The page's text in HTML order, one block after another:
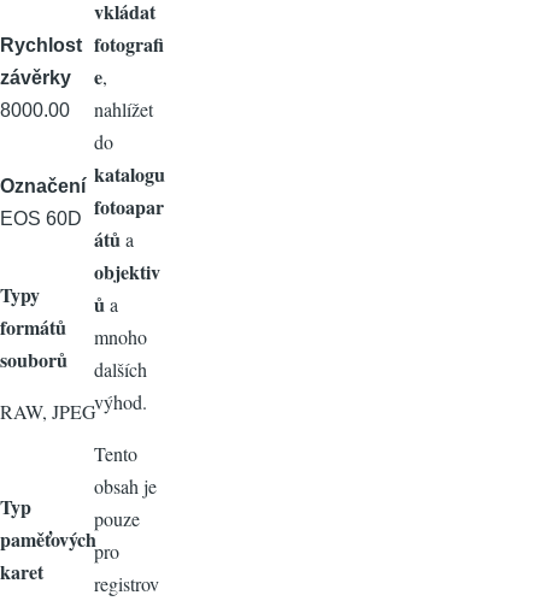
Rychlost
závěrky
8000.00
Označení
EOS 60D
Typy
formátů
souborů
RAW, JPEG
Typ
paměťových
karet
vkládat
fotografi
e,
nahlížet
do
katalogu
fotoapar
átů a
objektiv
ů a
mnoho
dalších
výhod.
Tento
obsah je
pouze
pro
registrov